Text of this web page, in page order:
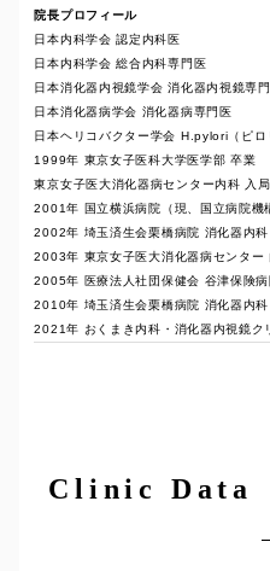
院長プロフィール
日本内科学会 認定内科医
日本内科学会 総合内科専門医
日本消化器内視鏡学会 消化器内視鏡専
日本消化器病学会 消化器病専門医
日本ヘリコバクター学会 H.pylori（ピロ
1999年 東京女子医科大学医学部 卒業
東京女子医大消化器病センター内科 入局
2001年 国立横浜病院（現、国立病院機
2002年 埼玉済生会栗橋病院 消化器内科
2003年 東京女子医大消化器病センター
2005年 医療法人社団保健会 谷津保険
2010年 埼玉済生会栗橋病院 消化器内科
2021年 おくまき内科・消化器内視鏡ク
Clinic Data